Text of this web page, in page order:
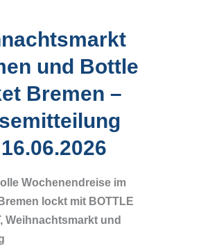
und Bottle
Bremen –
Wochenendreise im
lockt mit BOTTLE
Weihnachtsmarkt und